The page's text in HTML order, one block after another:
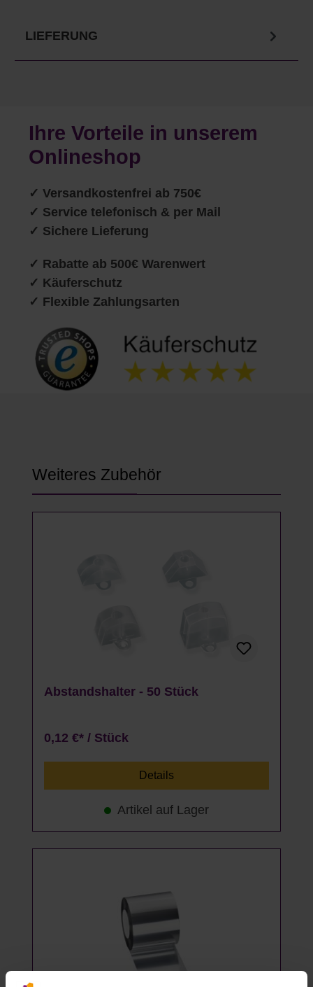
LIEFERUNG
Ihre Vorteile in unserem
Onlineshop
✓ Versandkostenfrei ab 750€
✓ Service telefonisch & per Mail
✓ Sichere Lieferung
✓ Rabatte ab 500€ Warenwert
✓ Käuferschutz
✓ Flexible Zahlungsarten
Produktgalerie überspringen
Weiteres Zubehör
Abstandshalter - 50 Stück
0,12 €* / Stück
Details
Artikel auf Lager